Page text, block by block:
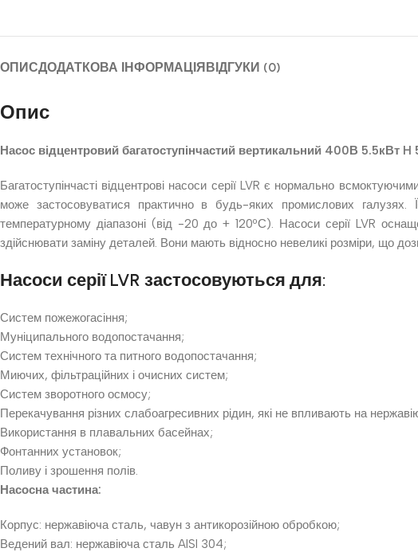
ОПИСДОДАТКОВА ІНФОРМАЦІЯВІДГУКИ (0)
Опис
Насос відцентровий багатоступінчастий вертикальний 400В
Багатоступінчасті відцентрові насоси серії LVR є нормально
може застосовуватися практично в будь-яких промислових
температурному діапазоні (від -20 до + 120ºС). Насоси серії LVR
здійснювати заміну деталей. Вони мають відносно невеликі розміри, що
Насоси серії LVR застосовуються для:
Систем пожежогасіння;
Муніципального водопостачання;
Систем технічного та питного водопостачання;
Миючих, фільтраційних і очисних систем;
Систем зворотного осмосу;
Перекачування різних слабоагресивних рідин, які не впливають на
Використання в плавальних басейнах;
Фонтанних установок;
Поливу і зрошення полів.
Насосна частина:
Корпус: нержавіюча сталь, чавун з антикорозійною обробкою;
Ведений вал: нержавіюча сталь AISI 304;